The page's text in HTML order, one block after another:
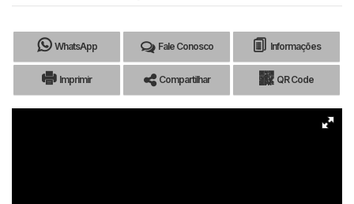
WhatsApp Fale Conosco Informações
Imprimir Compartilhar QR Code